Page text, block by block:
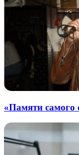
«Памяти самого